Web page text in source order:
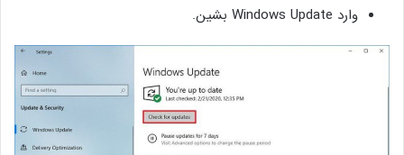
وارد Windows Update بشین.